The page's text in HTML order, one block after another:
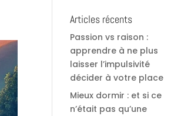
Articles récents
Passion vs raison :
apprendre à ne plus
laisser l’impulsivité
décider à votre place
Mieux dormir : et si ce
n’était pas qu’une